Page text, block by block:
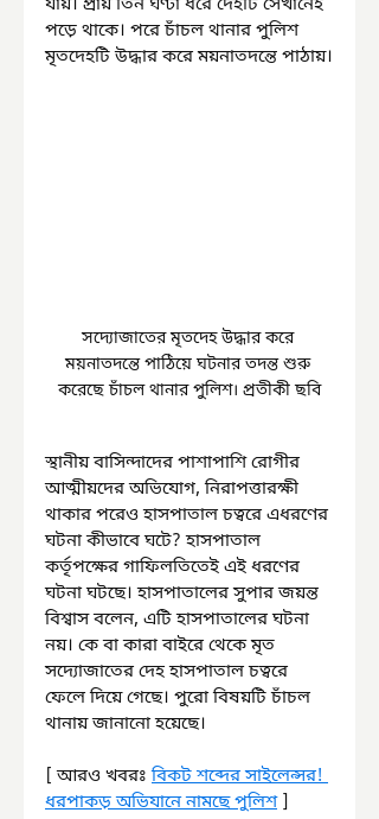
যায়। প্রায় তিন ঘণ্টা ধরে দেহটি সেখানেই
পড়ে থাকে। পরে চাঁচল থানার পুলিশ
মৃতদেহটি উদ্ধার করে ময়নাতদন্তে পাঠায়।
সদ্যোজাতের মৃতদেহ উদ্ধার করে
ময়নাতদন্তে পাঠিয়ে ঘটনার তদন্ত শুরু
করেছে চাঁচল থানার পুলিশ। প্রতীকী ছবি
স্থানীয় বাসিন্দাদের পাশাপাশি রোগীর
আত্মীয়দের অভিযোগ, নিরাপত্তারক্ষী
থাকার পরেও হাসপাতাল চত্বরে এধরণের
ঘটনা কীভাবে ঘটে? হাসপাতাল
কর্তৃপক্ষের গাফিলতিতেই এই ধরণের
ঘটনা ঘটছে। হাসপাতালের সুপার জয়ন্ত
বিশ্বাস বলেন, এটি হাসপাতালের ঘটনা
নয়। কে বা কারা বাইরে থেকে মৃত
সদ্যোজাতের দেহ হাসপাতাল চত্বরে
ফেলে দিয়ে গেছে। পুরো বিষয়টি চাঁচল
থানায় জানানো হয়েছে।
[ আরও খবরঃ বিকট শব্দের সাইলেন্সর!
ধরপাকড় অভিযানে নামছে পুলিশ ]